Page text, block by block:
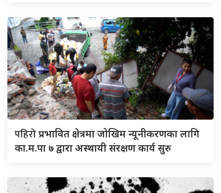
पहिरोप्रभावित क्षेत्रमा जोखिम न्यूनीकरणका लागि
का.म.पा ७ द्वारा अस्थायी संरक्षण कार्य सुरु